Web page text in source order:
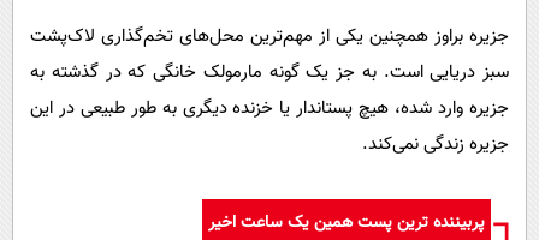
جزیره براوز همچنین یکی از مهم‌ترین محل‌های تخم‌گذاری لاک‌پشت
سبز دریایی است. به جز یک گونه مارمولک خانگی که در گذشته به
جزیره وارد شده، هیچ پستاندار یا خزنده دیگری به طور طبیعی در این
جزیره زندگی نمی‌کند.
پربیننده ترین پست همین یک ساعت اخیر